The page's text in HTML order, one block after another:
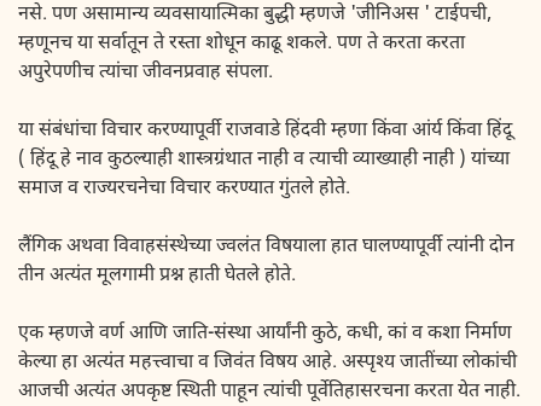
नसे. पण असामान्य व्यवसायात्मिका बुद्धी म्हणजे 'जीनिअस ' टाईपची,
म्हणूनच या सर्वातून ते रस्ता शोधून काढू शकले. पण ते करता करता
अपुरेपणीच त्यांचा जीवनप्रवाह संपला.
या संबंधांचा विचार करण्यापूर्वी राजवाडे हिंदवी म्हणा किंवा आंर्य किंवा हिंदू
( हिंदू हे नाव कुठल्याही शास्त्रग्रंथात नाही व त्याची व्याख्याही नाही ) यांच्या
समाज व राज्यरचनेचा विचार करण्यात गुंतले होते.
लैंगिक अथवा विवाहसंस्थेच्या ज्वलंत विषयाला हात घालण्यापूर्वी त्यांनी दोन
तीन अत्यंत मूलगामी प्रश्न हाती घेतले होते.
एक म्हणजे वर्ण आणि जाति-संस्था आर्यांनी कुठे, कधी, कां व कशा निर्माण
केल्या हा अत्यंत महत्त्वाचा व जिवंत विषय आहे. अस्पृश्य जातींच्या लोकांची
आजची अत्यंत अपकृष्ट स्थिती पाहून त्यांची पूर्वेतिहासरचना करता येत नाही.